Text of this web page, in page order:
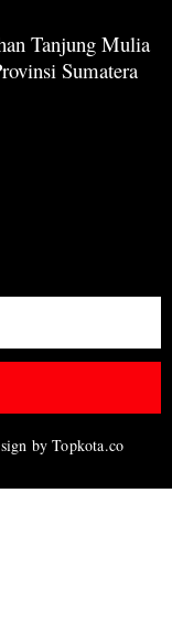
Tanjung Mulia
Sumatera
by Topkota.co